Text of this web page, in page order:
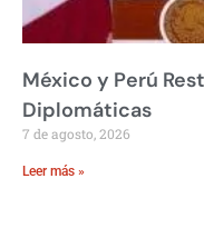
México y Perú
Diplomáticas
7 de agosto, 2026
Leer más »